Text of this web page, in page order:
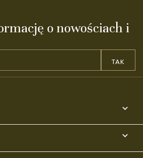
o nowościach i

